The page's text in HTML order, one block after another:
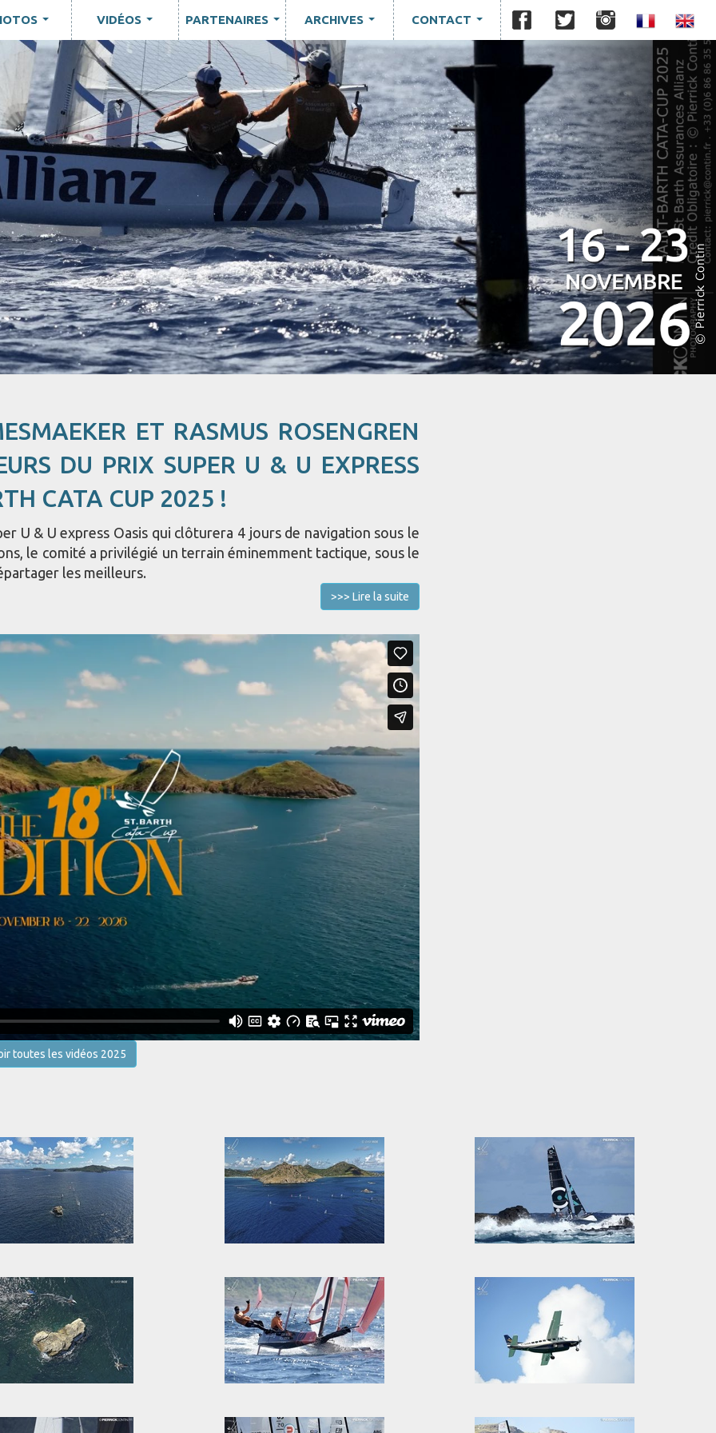
VIDÉOS PARTENAIRES
...
ARCHIVES CONTACT
ET RASMUS ROSENGREN
DU PRIX SUPER U & U EXPRESS
CATA CUP 2025 !
U & U express Oasis qui clôturera 4 jours de navigation sous le
le comité a privilégié un terrain éminemment tactique, sous le
les meilleurs.
>>> Lire la suite
toutes les vidéos 2025